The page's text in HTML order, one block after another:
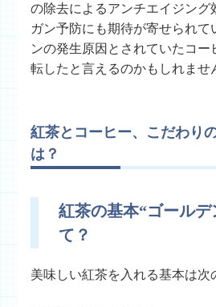
の除去によるアンチエイジング
ガン予防にも期待が寄せられ
ンの発生原因とされていたコー
転したと言えるのかもしれませ
紅茶とコーヒー、こだわり
は？
紅茶の基本“ゴールデ
て？
美味しい紅茶を入れる基本は次